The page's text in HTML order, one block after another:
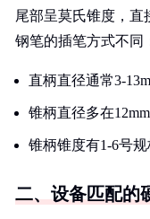
尾部呈莫氏锥度，直
钢笔的插笔方式不同
直柄直径通常3-
锥柄直径多在
锥柄锥度有1-6号
二、设备匹配的